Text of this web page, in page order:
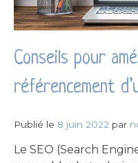
Conseils pour
référencement
Publié le 8 juin 2022 par
Le SEO (Search